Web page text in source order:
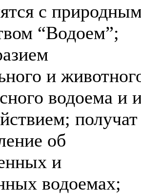
с
“Водоем”;
и
водоема и
получат
об
и
водоемах;